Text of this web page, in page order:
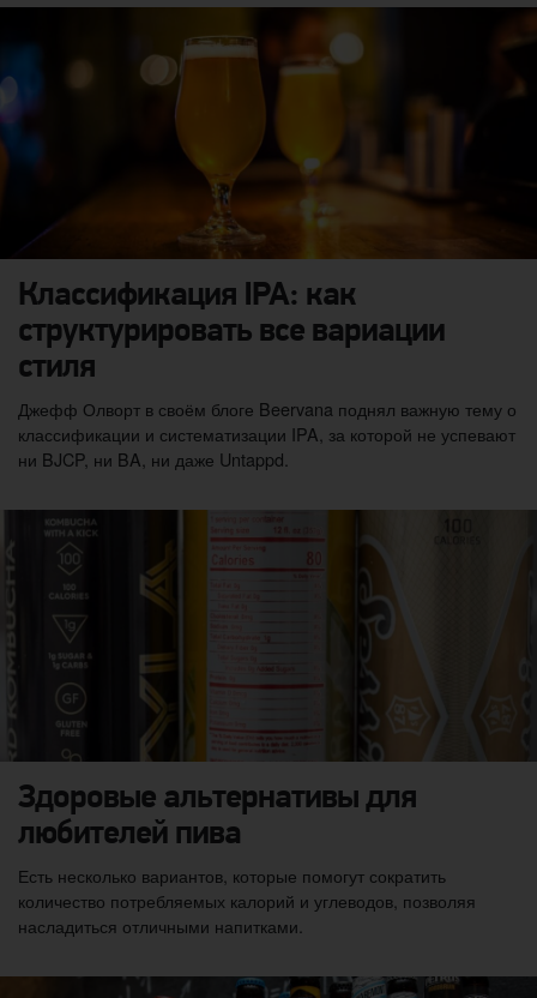
Классификация IPA: как
структурировать все вариации
стиля
Джефф Олворт в своём блоге Beervana поднял важную тему о
классификации и систематизации IPA, за которой не успевают
ни BJCP, ни BA, ни даже Untappd.
Здоровые альтернативы для
любителей пива
Есть несколько вариантов, которые помогут сократить
количество потребляемых калорий и углеводов, позволяя
насладиться отличными напитками.